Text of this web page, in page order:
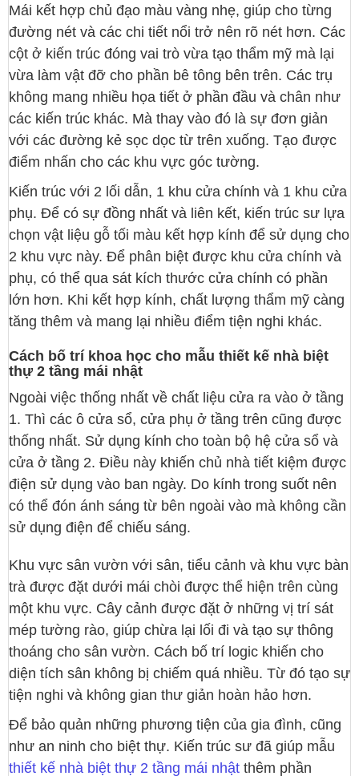
Mái kết hợp chủ đạo màu vàng nhẹ, giúp cho từng
đường nét và các chi tiết nổi trở nên rõ nét hơn. Các
cột ở kiến trúc đóng vai trò vừa tạo thẩm mỹ mà lại
vừa làm vật đỡ cho phần bê tông bên trên. Các trụ
không mang nhiều họa tiết ở phần đầu và chân như
các kiến trúc khác. Mà thay vào đó là sự đơn giản
với các đường kẻ sọc dọc từ trên xuống. Tạo được
điểm nhấn cho các khu vực góc tường.
Kiến trúc với 2 lối dẫn, 1 khu cửa chính và 1 khu cửa
phụ. Để có sự đồng nhất và liên kết, kiến trúc sư lựa
chọn vật liệu gỗ tối màu kết hợp kính để sử dụng cho
2 khu vực này. Để phân biệt được khu cửa chính và
phụ, có thể qua sát kích thước cửa chính có phần
lớn hơn. Khi kết hợp kính, chất lượng thẩm mỹ càng
tăng thêm và mang lại nhiều điểm tiện nghi khác.
Cách bố trí khoa học cho mẫu thiết kế nhà biệt
thự 2 tầng mái nhật
Ngoài việc thống nhất về chất liệu cửa ra vào ở tầng
1. Thì các ô cửa sổ, cửa phụ ở tầng trên cũng được
thống nhất. Sử dụng kính cho toàn bộ hệ cửa sổ và
cửa ở tầng 2. Điều này khiến chủ nhà tiết kiệm được
điện sử dụng vào ban ngày. Do kính trong suốt nên
có thể đón ánh sáng từ bên ngoài vào mà không cần
sử dụng điện để chiếu sáng.
Khu vực sân vườn với sân, tiểu cảnh và khu vực bàn
trà được đặt dưới mái chòi được thể hiện trên cùng
một khu vực. Cây cảnh được đặt ở những vị trí sát
mép tường rào, giúp chừa lại lối đi và tạo sự thông
thoáng cho sân vườn. Cách bố trí logic khiến cho
diện tích sân không bị chiếm quá nhiều. Từ đó tạo sự
tiện nghi và không gian thư giản hoàn hảo hơn.
Để bảo quản những phương tiện của gia đình, cũng
như an ninh cho biệt thự. Kiến trúc sư đã giúp mẫu
thiết kế nhà biệt thự 2 tầng mái nhật thêm phần